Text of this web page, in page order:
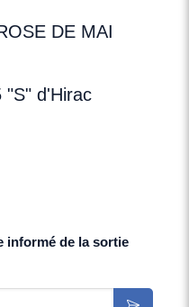
DE MAI
"S" d'Hirac
informé de la sortie